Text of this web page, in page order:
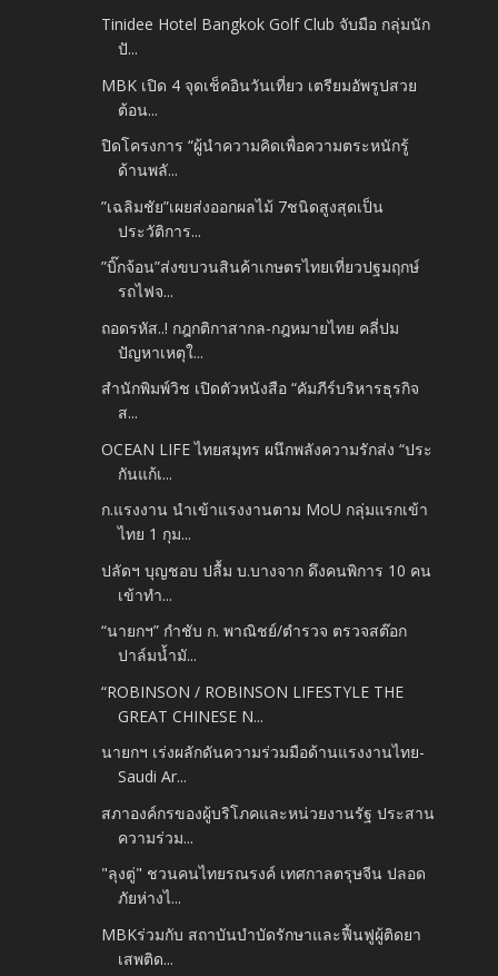
Tinidee Hotel Bangkok Golf Club จับมือ กลุ่มนัก
ปั...
MBK เปิด 4 จุดเช็คอินวันเที่ยว เตรียมอัพรูปสวย
ต้อน...
ปิดโครงการ “ผู้นำความคิดเพื่อความตระหนักรู้
ด้านพลั...
”เฉลิมชัย”เผยส่งออกผลไม้ 7ชนิดสูงสุดเป็น
ประวัติการ...
”บิ๊กจ้อน”ส่งขบวนสินค้าเกษตรไทยเที่ยวปฐมฤกษ์
รถไฟจ...
ถอดรหัส..! กฎกติกาสากล-กฎหมายไทย คลี่ปม
ปัญหาเหตุใ...
สำนักพิมพ์วิช เปิดตัวหนังสือ “คัมภีร์บริหารธุรกิจ
ส...
OCEAN LIFE ไทยสมุทร ผนึกพลังความรักส่ง “ประ
กันแก้เ...
ก.แรงงาน นำเข้าแรงงานตาม MoU กลุ่มแรกเข้า
ไทย 1 กุม...
ปลัดฯ บุญชอบ ปลื้ม บ.บางจาก ดึงคนพิการ 10 คน
เข้าทำ...
“นายกฯ” กำชับ ก. พาณิชย์/ตำรวจ ตรวจสต๊อก
ปาล์มน้ำมั...
“ROBINSON / ROBINSON LIFESTYLE THE
GREAT CHINESE N...
นายกฯ เร่งผลักดันความร่วมมือด้านแรงงานไทย-
Saudi Ar...
สภาองค์กรของผู้บริโภคและหน่วยงานรัฐ ประสาน
ความร่วม...
"ลุงตู่" ชวนคนไทยรณรงค์ เทศกาลตรุษจีน ปลอด
ภัยห่างไ...
MBKร่วมกับ สถาบันบำบัดรักษาและฟื้นฟูผู้ติดยา
เสพติด...